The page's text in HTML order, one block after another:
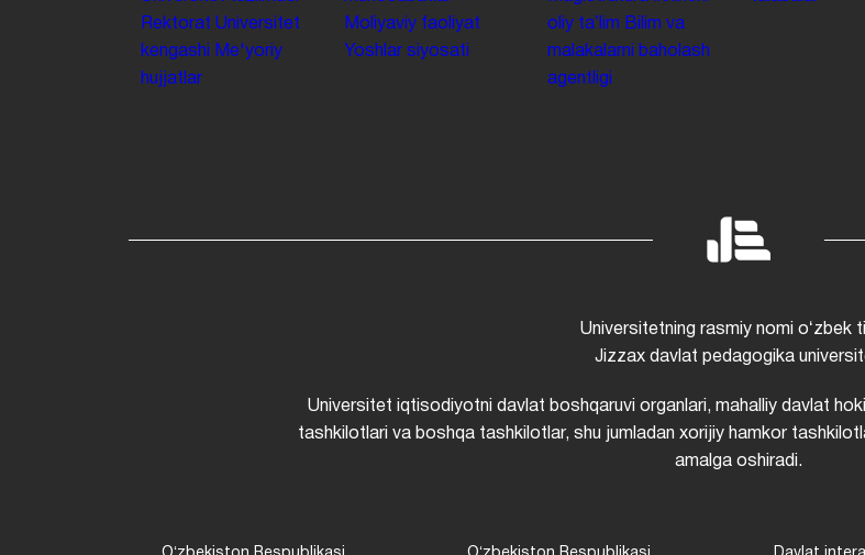
Rektorat Universitet
kengashi
Me'yoriy
hujjatlar
Moliyaviy faoliyat
Yoshlar siyosati
oliy taʼlim Bilim va
malakalarni baholash
agentligi
Universitetning rasmiy nomi oʻzbek
Jizzax davlat pedagogika
Universitet iqtisodiyotni davlat boshqaruvi organlari, mahalliy davlat
tashkilotlari va boshqa tashkilotlar, shu jumladan xorijiy hamkor
amalga oshiradi.